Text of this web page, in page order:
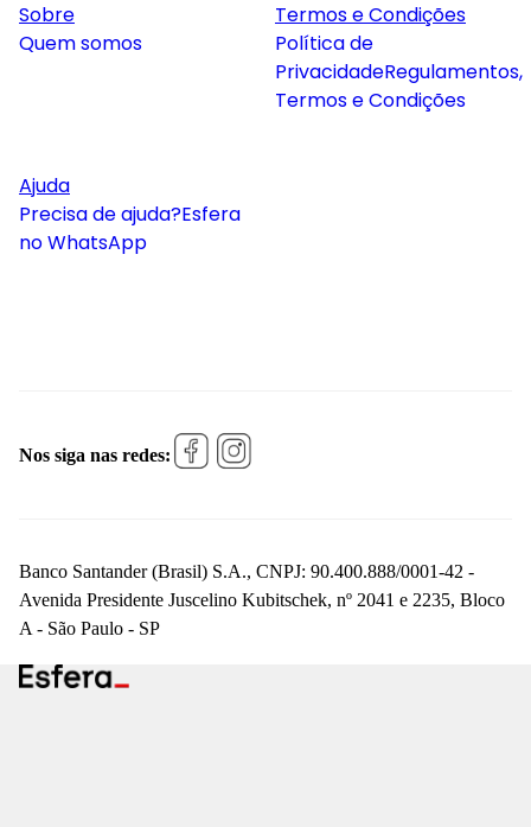
Sobre
Quem somos
Termos e Condições
Política de
PrivacidadeRegulamentos,
Termos e Condições
Ajuda
Precisa de ajuda?Esfera
no WhatsApp
Nos siga nas redes:
Banco Santander (Brasil) S.A., CNPJ: 90.400.888/0001-42 -
Avenida Presidente Juscelino Kubitschek, nº 2041 e 2235, Bloco
A - São Paulo - SP